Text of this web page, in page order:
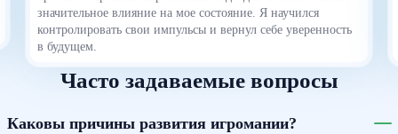
значительное влияние на мое состояние. Я научился
контролировать свои импульсы и вернул себе уверенность
в будущем.
Часто задаваемые вопросы
Каковы причины развития игромании?